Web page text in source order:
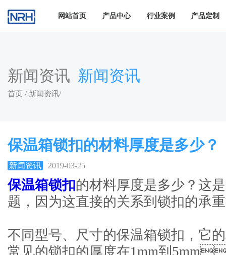
网站首页 产品中心 行业案例 产品定制
新闻资讯 新闻资讯
首页 / 新闻资讯/
保温箱锁扣的材料厚度是多少？
新闻资讯 2019-03-25
保温箱锁扣的材料厚度是多少
题，因为这直接的关系到锁扣的承重
不同型号、尺寸的保温箱锁扣，
常见的锁扣的厚度在1mm到